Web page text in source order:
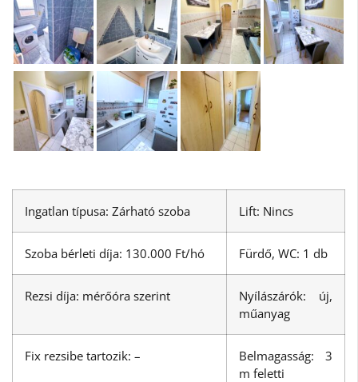
Ingatlan típusa: Zárható szoba Lift: Nincs
Szoba bérleti díja: 130.000 Ft/hó Fürdő, WC: 1 db
Rezsi díja: mérőóra szerint
Nyílászárók: új,
műanyag
Fix rezsibe tartozik: –
Belmagasság: 3
m feletti